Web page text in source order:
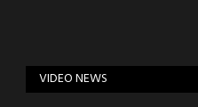
VIDEO NEWS